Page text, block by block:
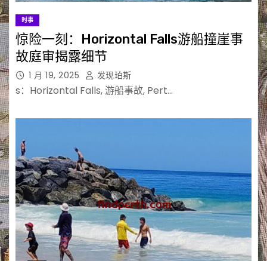
时事
惊险一刻：Horizontal Falls游船撞崖事
故庭审揭露细节
1 月 19, 2025 发现珀斯
s：Horizontal Falls, 游船事故, Pert…